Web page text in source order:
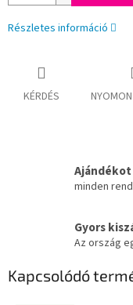
Részletes információ
KÉRDÉS
minden
Gyors
Az ország
Kapcsolódó